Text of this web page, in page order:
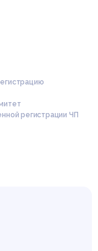
регистрации ЧП